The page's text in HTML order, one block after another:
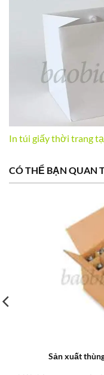
In túi giấy thời trang
CÓ THỂ BẠN QUAN
Sản xuất